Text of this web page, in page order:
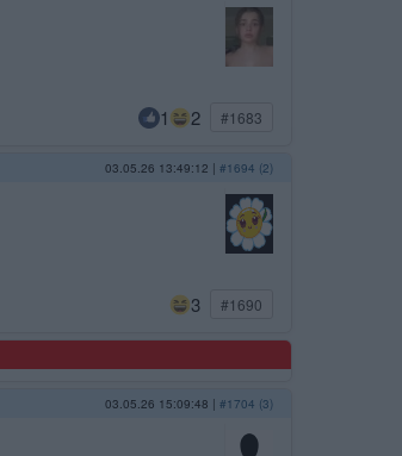
1 2 #1683
03.05.26 13:49:12 | #1694 (2)
3 #1690
03.05.26 15:09:48 | #1704 (3)